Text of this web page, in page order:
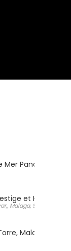
Mer Panoramique
et Horizon
Malaga, Spain
Malaga